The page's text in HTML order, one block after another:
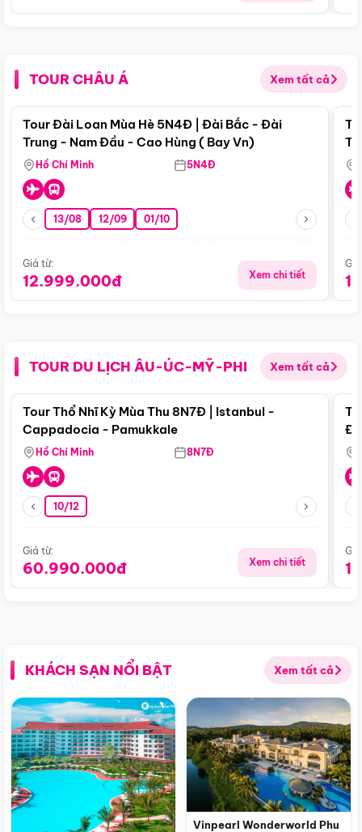
TOUR CHÂU Á Xem tất cả
Điểm nổi bật
Tour Đài Loan Mùa Hè 5N4Đ | Đài Bắc - Đài
Trung - Nam Đầu - Cao Hùng ( Bay Vn)
Hồ Chí Minh 5N4Đ
13/08 12/09 01/10
Giá từ:
12.999.000đ Xem chi tiết
TOUR DU LỊCH ÂU-ÚC-MỸ-PHI Xem tất cả
Điểm nổi bật
Tour Thổ Nhĩ Kỳ Mùa Thu 8N7Đ | Istanbul -
Cappadocia - Pamukkale
Hồ Chí Minh 8N7Đ
10/12
Giá từ:
60.990.000đ Xem chi tiết
KHÁCH SẠN NỔI BẬT Xem tất cả
Vinpearl Wonderworld Phu